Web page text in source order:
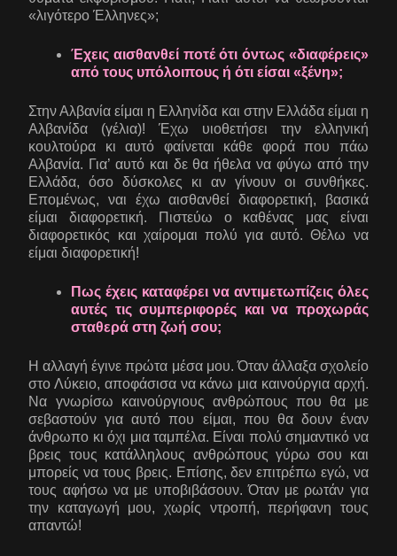
«λιγότερο Έλληνες»;
Έχεις αισθανθεί ποτέ ότι όντως «διαφέρεις»
από τους υπόλοιπους ή ότι είσαι «ξένη»;
Στην Αλβανία είμαι η Ελληνίδα και στην Ελλάδα είμαι η
Αλβανίδα (γέλια)! Έχω υιοθετήσει την ελληνική
κουλτούρα κι αυτό φαίνεται κάθε φορά που πάω
Αλβανία. Για’ αυτό και δε θα ήθελα να φύγω από την
Ελλάδα, όσο δύσκολες κι αν γίνουν οι συνθήκες.
Επομένως, ναι έχω αισθανθεί διαφορετική, βασικά
είμαι διαφορετική. Πιστεύω ο καθένας μας είναι
διαφορετικός και χαίρομαι πολύ για αυτό. Θέλω να
είμαι διαφορετική!
Πως έχεις καταφέρει να αντιμετωπίζεις όλες
αυτές τις συμπεριφορές και να προχωράς
σταθερά στη ζωή σου;
Η αλλαγή έγινε πρώτα μέσα μου. Όταν άλλαξα σχολείο
στο Λύκειο, αποφάσισα να κάνω μια καινούργια αρχή.
Να γνωρίσω καινούργιους ανθρώπους που θα με
σεβαστούν για αυτό που είμαι, που θα δουν έναν
άνθρωπο κι όχι μια ταμπέλα. Είναι πολύ σημαντικό να
βρεις τους κατάλληλους ανθρώπους γύρω σου και
μπορείς να τους βρεις. Επίσης, δεν επιτρέπω εγώ, να
τους αφήσω να με υποβιβάσουν. Όταν με ρωτάν για
την καταγωγή μου, χωρίς ντροπή, περήφανη τους
απαντώ!